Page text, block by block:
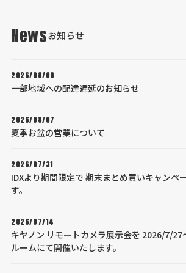
Newsお知らせ
2026/08/08
一部地域への配達遅延のお知らせ
2026/08/07
夏季お盆の営業について
2026/07/31
IDXより期間限定で 期末まとめ買いキャンペ
す。
2026/07/14
キヤノン リモートカメラ展示会を 2026/7/
ルームにて開催いたします。